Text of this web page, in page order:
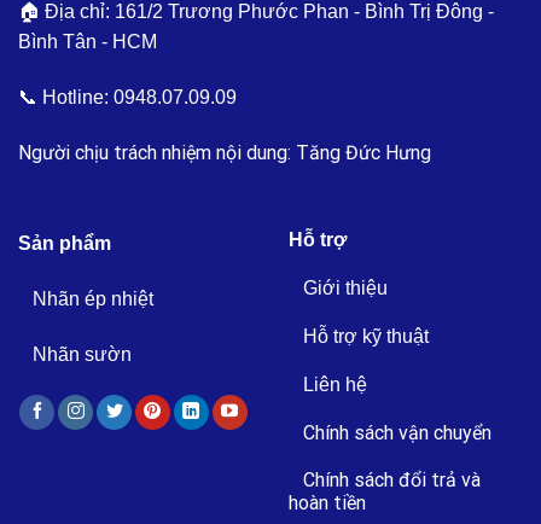
🏠 Địa chỉ: 161/2 Trương Phước Phan - Bình Trị Đông -
Bình Tân - HCM
📞 Hotline: 0948.07.09.09
Người chịu trách nhiệm nội dung: Tăng Đức Hưng
Sản phẩm
Nhãn ép nhiệt
Nhãn sườn
Hỗ trợ
Giới thiệu
Hỗ trợ kỹ thuật
Liên hệ
Chính sách vận chuyển
Chính sách đổi trả và
hoàn tiền